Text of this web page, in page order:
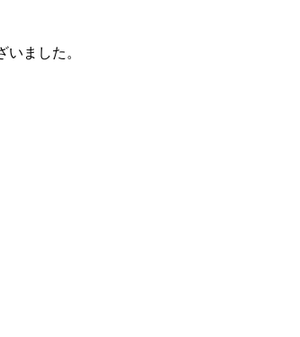
ました。